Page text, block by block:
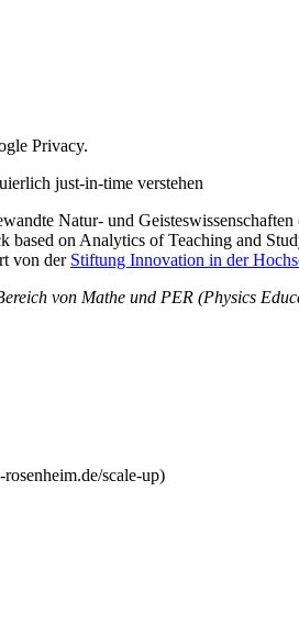
Privacy.
just-in-time verstehen
Natur- und Geisteswissenschaften
based on Analytics of Teaching and
von der Stiftung Innovation in der
von Mathe und PER (Physics
scale-up)